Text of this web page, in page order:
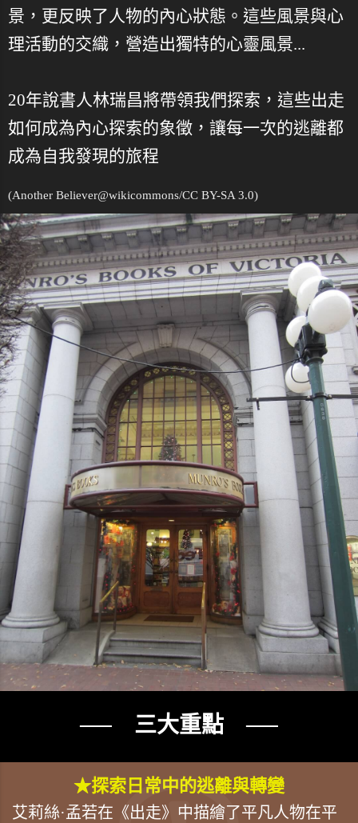
景，更反映了人物的內心狀態。這些風景與心
理活動的交織，營造出獨特的心靈風景...
20年說書人林瑞昌將帶領我們探索，這些出走
如何成為內心探索的象徵，讓每一次的逃離都
成為自我發現的旅程
(Another Believer@wikicommons/CC BY-SA 3.0)
── 三大重點 ──
★探索日常中的逃離與轉變
艾莉絲·孟若在《出走》中描繪了平凡人物在平